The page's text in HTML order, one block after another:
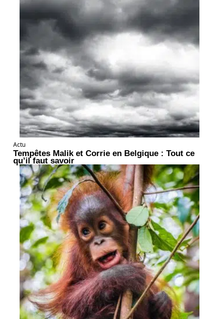
Actu
Tempêtes Malik et Corrie en Belgique : Tout ce
qu’il faut savoir